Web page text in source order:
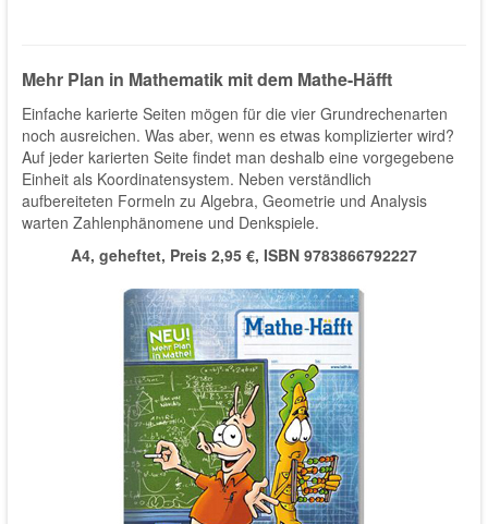
Mehr Plan in Mathematik mit dem Mathe-Häfft
Einfache karierte Seiten mögen für die vier Grundrechenarten
noch ausreichen. Was aber, wenn es etwas komplizierter wird?
Auf jeder karierten Seite findet man deshalb eine vorgegebene
Einheit als Koordinatensystem. Neben verständlich
aufbereiteten Formeln zu Algebra, Geometrie und Analysis
warten Zahlenphänomene und Denkspiele.
A4, geheftet, Preis 2,95 €, ISBN 9783866792227